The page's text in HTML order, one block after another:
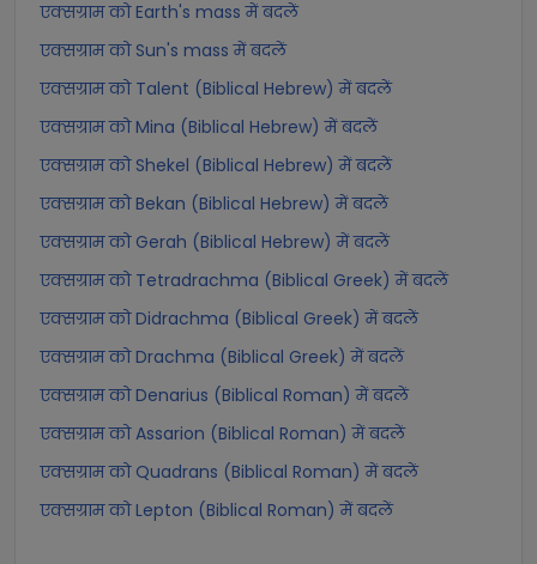
एक्सग्राम को Earth's mass में बदलें
एक्सग्राम को Sun's mass में बदलें
एक्सग्राम को Talent (Biblical Hebrew) में बदलें
एक्सग्राम को Mina (Biblical Hebrew) में बदलें
एक्सग्राम को Shekel (Biblical Hebrew) में बदलें
एक्सग्राम को Bekan (Biblical Hebrew) में बदलें
एक्सग्राम को Gerah (Biblical Hebrew) में बदलें
एक्सग्राम को Tetradrachma (Biblical Greek) में बदलें
एक्सग्राम को Didrachma (Biblical Greek) में बदलें
एक्सग्राम को Drachma (Biblical Greek) में बदलें
एक्सग्राम को Denarius (Biblical Roman) में बदलें
एक्सग्राम को Assarion (Biblical Roman) में बदलें
एक्सग्राम को Quadrans (Biblical Roman) में बदलें
एक्सग्राम को Lepton (Biblical Roman) में बदलें